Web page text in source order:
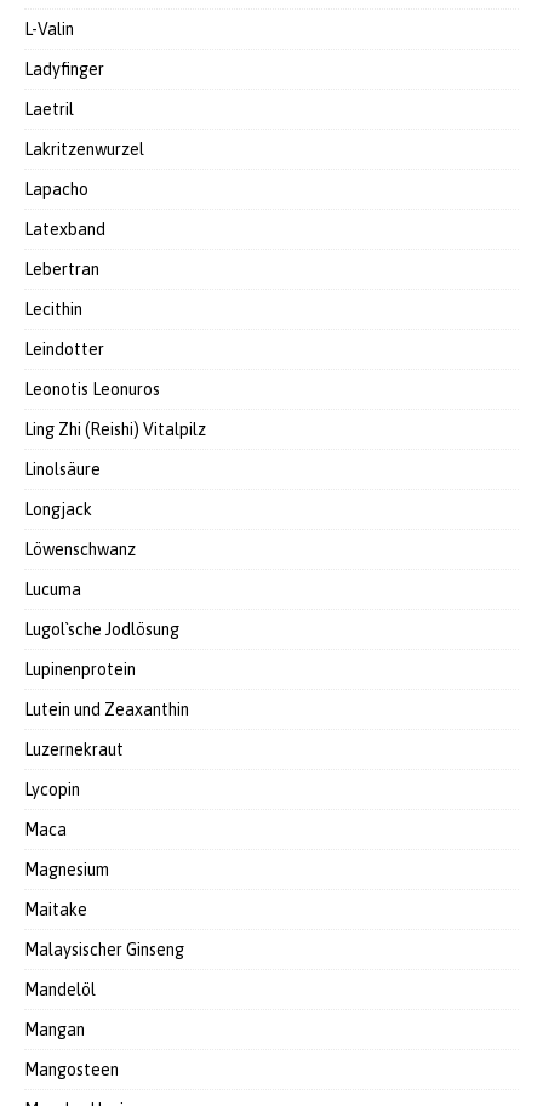
L-Valin
Ladyfinger
Laetril
Lakritzenwurzel
Lapacho
Latexband
Lebertran
Lecithin
Leindotter
Leonotis Leonuros
Ling Zhi (Reishi) Vitalpilz
Linolsäure
Longjack
Löwenschwanz
Lucuma
Lugol`sche Jodlösung
Lupinenprotein
Lutein und Zeaxanthin
Luzernekraut
Lycopin
Maca
Magnesium
Maitake
Malaysischer Ginseng
Mandelöl
Mangan
Mangosteen